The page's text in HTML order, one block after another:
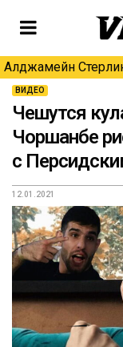
Алджамейн
ВИДЕО
Чешутся
Чоршанбе
с
12.01.2021